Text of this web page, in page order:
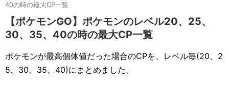
40の時の最大CP一覧
【ポケモンGO】ポケモンのレベル20、25、
30、35、40の時の最大CP一覧
ポケモンが最高個体値だった場合のCPを、レベル毎(20、2
5、30、35、40)にまとめました。